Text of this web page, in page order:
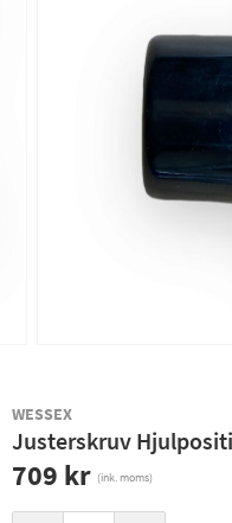
WESSEX
Justerskruv
709 kr (ink. moms)